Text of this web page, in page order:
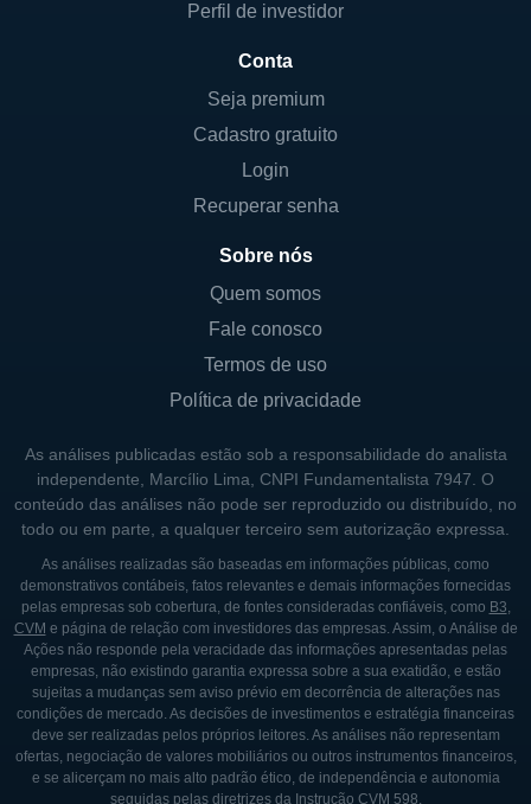
Perfil de investidor
Conta
Seja premium
Cadastro gratuito
Login
Recuperar senha
Sobre nós
Quem somos
Fale conosco
Termos de uso
Política de privacidade
As análises publicadas estão sob a responsabilidade do analista
independente, Marcílio Lima, CNPI Fundamentalista 7947. O
conteúdo das análises não pode ser reproduzido ou distribuído, no
todo ou em parte, a qualquer terceiro sem autorização expressa.
As análises realizadas são baseadas em informações públicas, como
demonstrativos contábeis, fatos relevantes e demais informações fornecidas
pelas empresas sob cobertura, de fontes consideradas confiáveis, como B3,
CVM e página de relação com investidores das empresas. Assim, o Análise de
Ações não responde pela veracidade das informações apresentadas pelas
empresas, não existindo garantia expressa sobre a sua exatidão, e estão
sujeitas a mudanças sem aviso prévio em decorrência de alterações nas
condições de mercado. As decisões de investimentos e estratégia financeiras
deve ser realizadas pelos próprios leitores. As análises não representam
ofertas, negociação de valores mobiliários ou outros instrumentos financeiros,
e se alicerçam no mais alto padrão ético, de independência e autonomia
seguidas pelas diretrizes da Instrução CVM 598.